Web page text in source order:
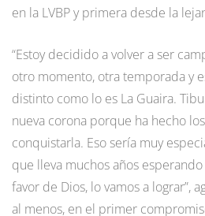
en la LVBP y primera desde la
“Estoy decidido a volver a ser
otro momento, otra temporada y
distinto como lo es La Guaira.
nueva corona porque ha hecho
conquistarla. Eso sería muy
que lleva muchos años
favor de Dios, lo vamos a lograr”,
al menos, en el primer